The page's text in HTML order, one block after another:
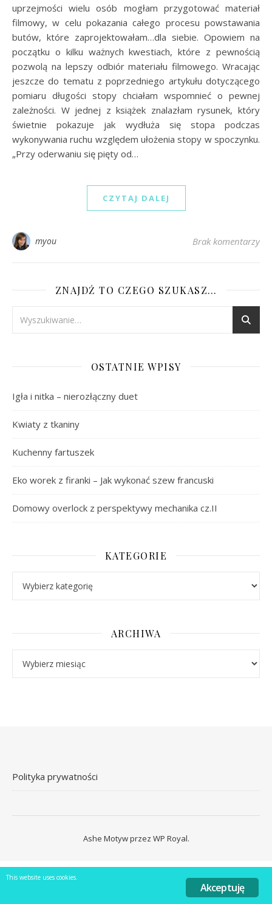
uprzejmości wielu osób mogłam przygotować materiał
filmowy, w celu pokazania całego procesu powstawania
butów, które zaprojektowałam…dla siebie. Opowiem na
początku o kilku ważnych kwestiach, które z pewnością
pozwolą na lepszy odbiór materiału filmowego. Wracając
jeszcze do tematu z poprzedniego artykułu dotyczącego
pomiaru długości stopy chciałam wspomnieć o pewnej
zależności. W jednej z książek znalazłam rysunek, który
świetnie pokazuje jak wydłuża się stopa podczas
wykonywania ruchu względem ułożenia stopy w spoczynku.
„Przy oderwaniu się pięty od…
CZYTAJ DALEJ
myou Brak komentarzy
ZNAJDŹ TO CZEGO SZUKASZ…
OSTATNIE WPISY
Igła i nitka – nierozłączny duet
Kwiaty z tkaniny
Kuchenny fartuszek
Eko worek z firanki – Jak wykonać szew francuski
Domowy overlock z perspektywy mechanika cz.II
KATEGORIE
ARCHIWA
Polityka prywatności
Ashe Motyw przez WP Royal.
Akceptuję
This website uses cookies.